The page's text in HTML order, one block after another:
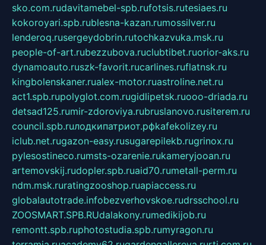
sko.com.rudavitamebel-spb.rufotsis.rutesiaes.ru
kokoroyari.spb.rublesna-kazan.rumossilver.ru
lenderoq.rusergeydobrin.rutochkazvuka.msk.ru
people-of-art.rubezzubova.ruclubtibet.ruorior-aks.ru
dynamoauto.ruszk-favorit.rucarlines.ruflatnsk.ru
kingbolenskaner.rualex-motor.ruastroline.net.ru
act1.spb.rupolyglot.com.rugidlipetsk.ruooo-driada.ru
detsad125.rumir-zdoroviya.rubruslanovo.rusiterem.ru
council.spb.ruлодкипатриот.рфkafekolizey.ru
iclub.net.rugazon-easy.rusugarepilekb.rugrinox.ru
pylesostineco.rumsts-ozarenie.rukameryjooan.ru
artemovskij.rudopler.spb.ruaid70.rumetall-perm.ru
ndm.msk.ruratingzooshop.ruapiaccess.ru
globalautotrade.infobezverhovskoe.rudrsschool.ru
ZOOSMART.SPB.RUdalakony.rumedikijob.ru
remontt.spb.ruphotostudia.spb.rumyragon.ru